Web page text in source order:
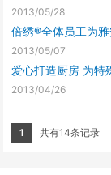
2013/05/28
倍绣®全体员工为
2013/05/07
爱心打造厨房 为特
2013/04/26
1 共有14条记录